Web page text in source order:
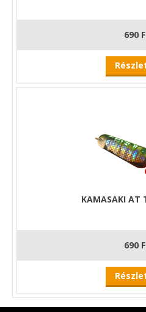
690
KAMASAKI AT
690